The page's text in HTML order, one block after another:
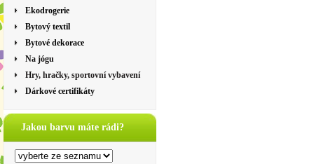
Ekodrogerie
Bytový textil
Bytové dekorace
Na jógu
Hry, hračky, sportovní vybavení
Dárkové certifikáty
Jakou barvu máte rádi?